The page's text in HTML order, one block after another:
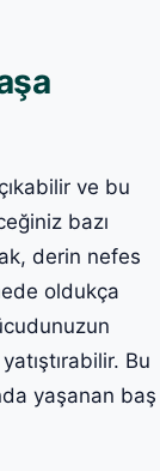
ve bu
bazı
derin nefes
oldukça
Bu
yaşanan baş